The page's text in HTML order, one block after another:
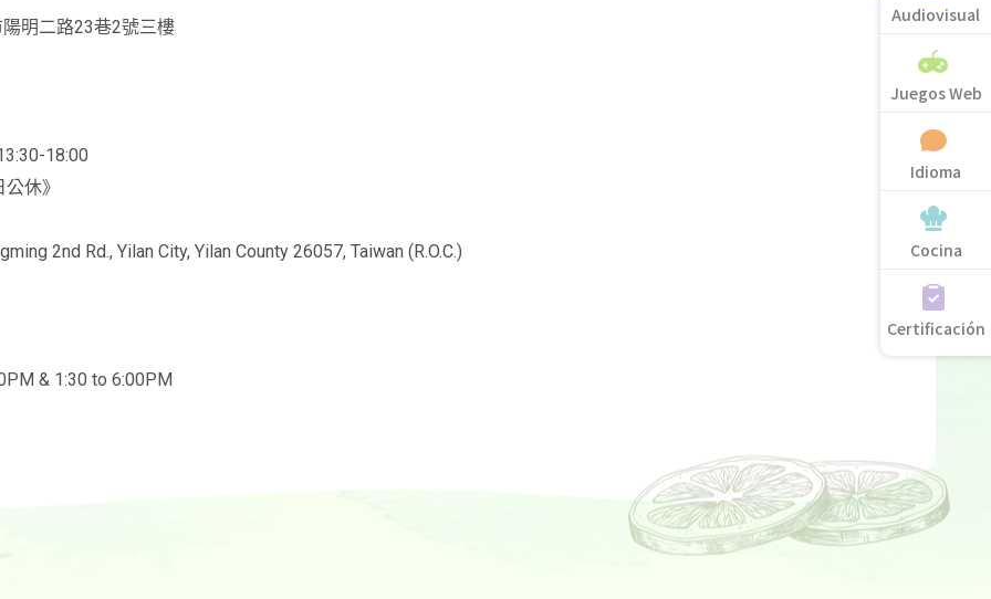
明⼆路23巷2號三樓
18:00
休》
2nd Rd., Yilan City, Yilan County 26057, Taiwan (R.O.C.)
& 1:30 to 6:00PM
Audiovisual
Juegos Web
Idioma
Cocina
Certificación